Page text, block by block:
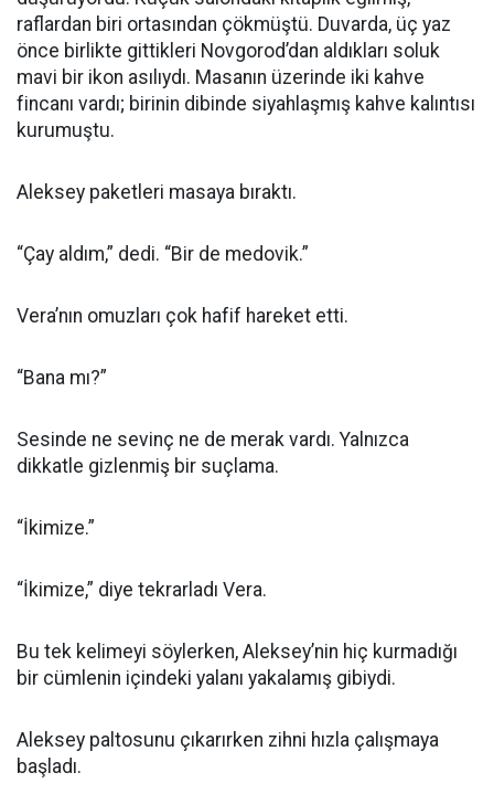
raflardan biri ortasından çökmüştü. Duvarda, üç yaz
önce birlikte gittikleri Novgorod’dan aldıkları soluk
mavi bir ikon asılıydı. Masanın üzerinde iki kahve
fincanı vardı; birinin dibinde siyahlaşmış kahve kalıntısı
kurumuştu.
Aleksey paketleri masaya bıraktı.
“Çay aldım,” dedi. “Bir de medovik.”
Vera’nın omuzları çok hafif hareket etti.
“Bana mı?”
Sesinde ne sevinç ne de merak vardı. Yalnızca
dikkatle gizlenmiş bir suçlama.
“İkimize.”
“İkimize,” diye tekrarladı Vera.
Bu tek kelimeyi söylerken, Aleksey’nin hiç kurmadığı
bir cümlenin içindeki yalanı yakalamış gibiydi.
Aleksey paltosunu çıkarırken zihni hızla çalışmaya
başladı.